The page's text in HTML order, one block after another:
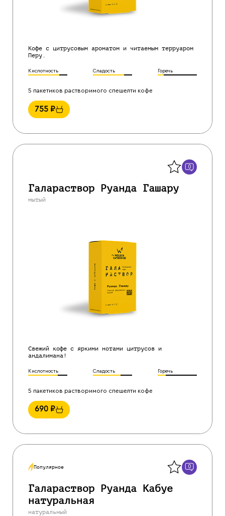
Кофе с цитрусовым ароматом и читаемым терруаром
Перу.
Кислотность Сладость Горечь
5 пакетиков растворимого спешелти кофе
755 ₽
0
Галараствор Руанда Гашару
мытый
Свежий кофе с яркими нотами цитрусов и
андалимана!
Кислотность Сладость Горечь
5 пакетиков растворимого спешелти кофе
690 ₽
Популярное 0
Галараствор Руанда Кабуе
натуральная
натуральный